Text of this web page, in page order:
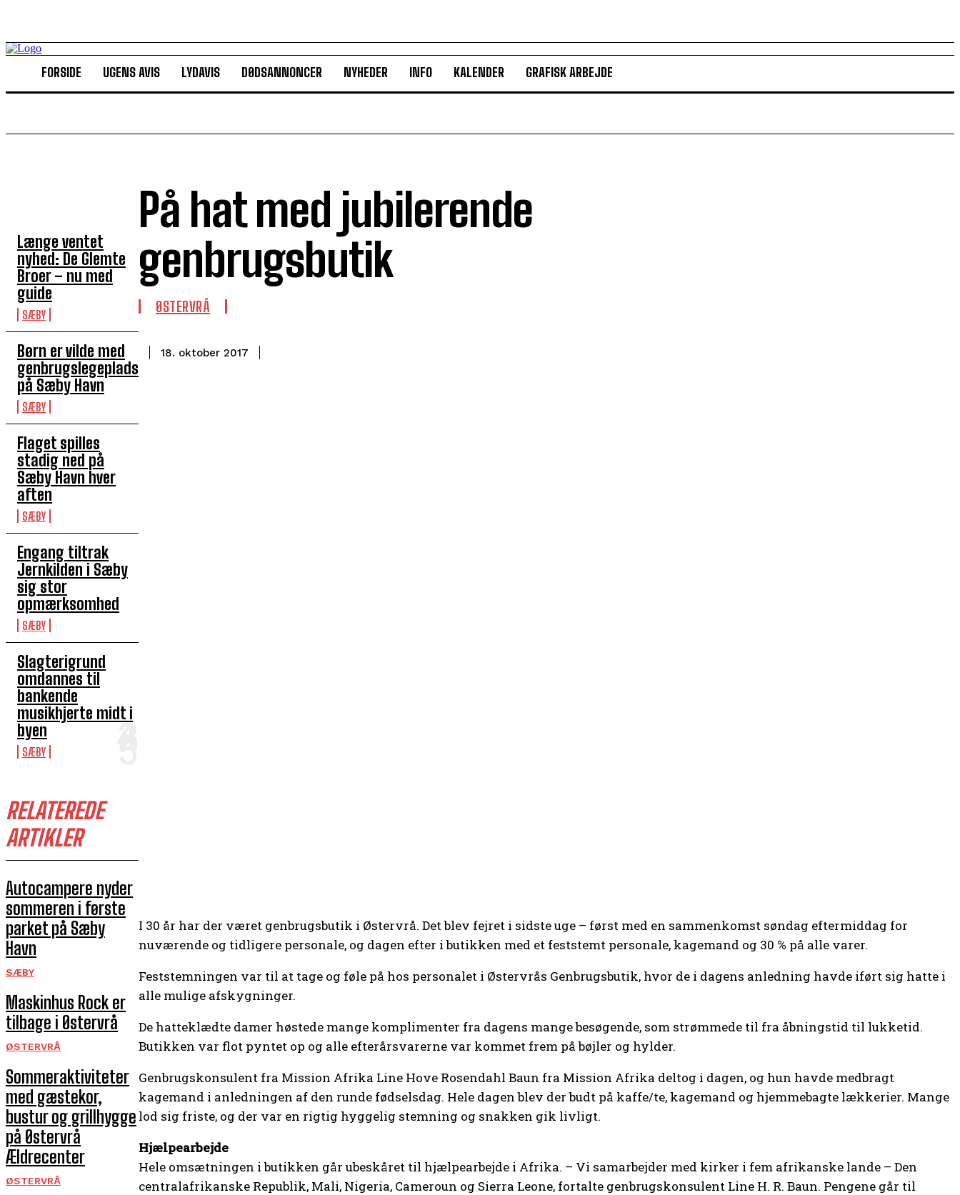
FORSIDE UGENS AVIS LYDAVIS DØDSANNONCER NYHEDER INFO KALENDER GRAFISK ARBEJDE
Længe ventet
nyhed: De Glemte
Broer – nu med
guide
SÆBY
Børn er vilde med
genbrugslegeplads
på Sæby Havn
SÆBY
Flaget spilles
stadig ned på
Sæby Havn hver
aften
SÆBY
Engang tiltrak
Jernkilden i Sæby
sig stor
opmærksomhed
SÆBY
Slagterigrund
omdannes til
bankende
musikhjerte midt i
byen
SÆBY
RELATEREDE
ARTIKLER
Autocampere nyder
sommeren i første
parket på Sæby
Havn
SÆBY
Maskinhus Rock er
tilbage i Østervrå
ØSTERVRÅ
Sommeraktiviteter
med gæstekor,
bustur og grillhygge
på Østervrå
Ældrecenter
ØSTERVRÅ
På hat med jubilerende
genbrugsbutik
ØSTERVRÅ
18. oktober 2017
I 30 år har der været genbrugsbutik i Østervrå. Det blev fejret i sidste uge – først med en sammenkomst søndag eftermiddag for
nuværende og tidligere personale, og dagen efter i butikken med et feststemt personale, kagemand og 30 % på alle varer.
Feststemningen var til at tage og føle på hos personalet i Østervrås Genbrugsbutik, hvor de i dagens anledning havde iført sig hatte i
alle mulige afskygninger.
De hatteklædte damer høstede mange komplimenter fra dagens mange besøgende, som strømmede til fra åbningstid til lukketid.
Butikken var flot pyntet op og alle efterårsvarerne var kommet frem på bøjler og hylder.
Genbrugskonsulent fra Mission Afrika Line Hove Rosendahl Baun fra Mission Afrika deltog i dagen, og hun havde medbragt
kagemand i anledningen af den runde fødselsdag. Hele dagen blev der budt på kaffe/te, kagemand og hjemmebagte lækkerier. Mange
lod sig friste, og der var en rigtig hyggelig stemning og snakken gik livligt.
Hjælpearbejde
Hele omsætningen i butikken går ubeskåret til hjælpearbejde i Afrika. – Vi samarbejder med kirker i fem afrikanske lande – Den
centralafrikanske Republik, Mali, Nigeria, Cameroun og Sierra Leone, fortalte genbrugskonsulent Line H. R. Baun. Pengene går til